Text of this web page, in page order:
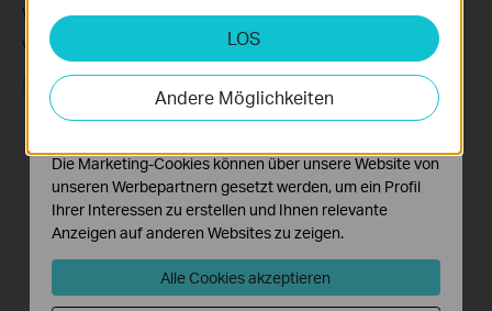
Werkzeuge, die Sie benötigen, um Ihr Netzwerk
vollständig zu verwalten.*
Erfahren Sie mehr über TP-Link HomeShield >>
LOS
Andere Möglichkeiten
Analyse- und Marketing-Cookies
Analyse-Cookies ermöglichen es uns, Ihre Aktivitäten
auf unserer Website zu analysieren, um die
Funktionsweise unserer Website zu verbessern und
Die Marketing-Cookies können über unsere Website von
unseren Werbepartnern gesetzt werden, um ein Profil
Ihrer Interessen zu erstellen und Ihnen relevante
Anzeigen auf anderen Websites zu zeigen.
Alle Cookies akzeptieren